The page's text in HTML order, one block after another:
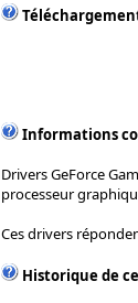
Informations
Drivers GeForce
processeur
Ces drivers
Historique de